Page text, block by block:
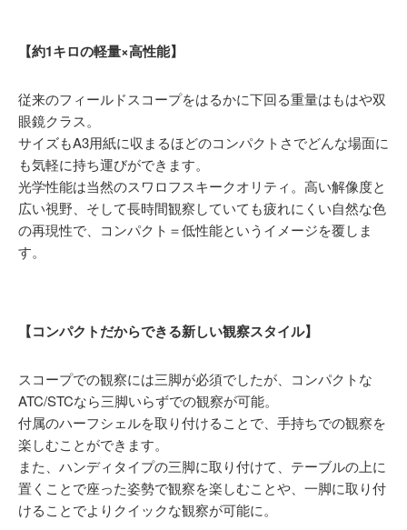
【約1キロの軽量×高性能】
従来のフィールドスコープをはるかに下回る重量はもはや双
眼鏡クラス。
サイズもA3用紙に収まるほどのコンパクトさでどんな場面に
も気軽に持ち運びができます。
光学性能は当然のスワロフスキークオリティ。高い解像度と
広い視野、そして長時間観察していても疲れにくい自然な色
の再現性で、コンパクト＝低性能というイメージを覆しま
す。
【コンパクトだからできる新しい観察スタイル】
スコープでの観察には三脚が必須でしたが、コンパクトな
ATC/STCなら三脚いらずでの観察が可能。
付属のハーフシェルを取り付けることで、手持ちでの観察を
楽しむことができます。
また、ハンディタイプの三脚に取り付けて、テーブルの上に
置くことで座った姿勢で観察を楽しむことや、一脚に取り付
けることでよりクイックな観察が可能に。